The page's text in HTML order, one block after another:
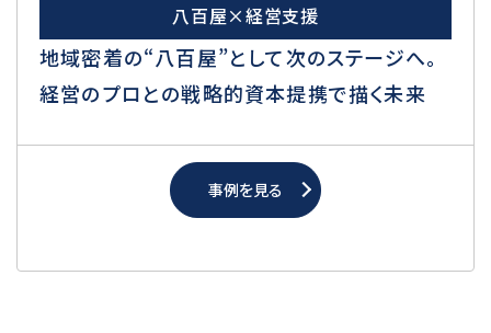
八百屋×経営支援
地域密着の“八百屋”として次のステージへ。
経営のプロとの戦略的資本提携で描く未来
事例を見る